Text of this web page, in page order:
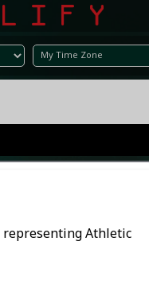
representing Athletic